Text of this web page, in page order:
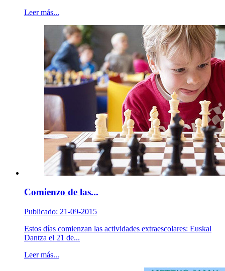
Leer más...
Comienzo de las...
Publicado: 21-09-2015
Estos días comienzan las actividades extraescolares: Euskal
Dantza el 21 de...
Leer más...